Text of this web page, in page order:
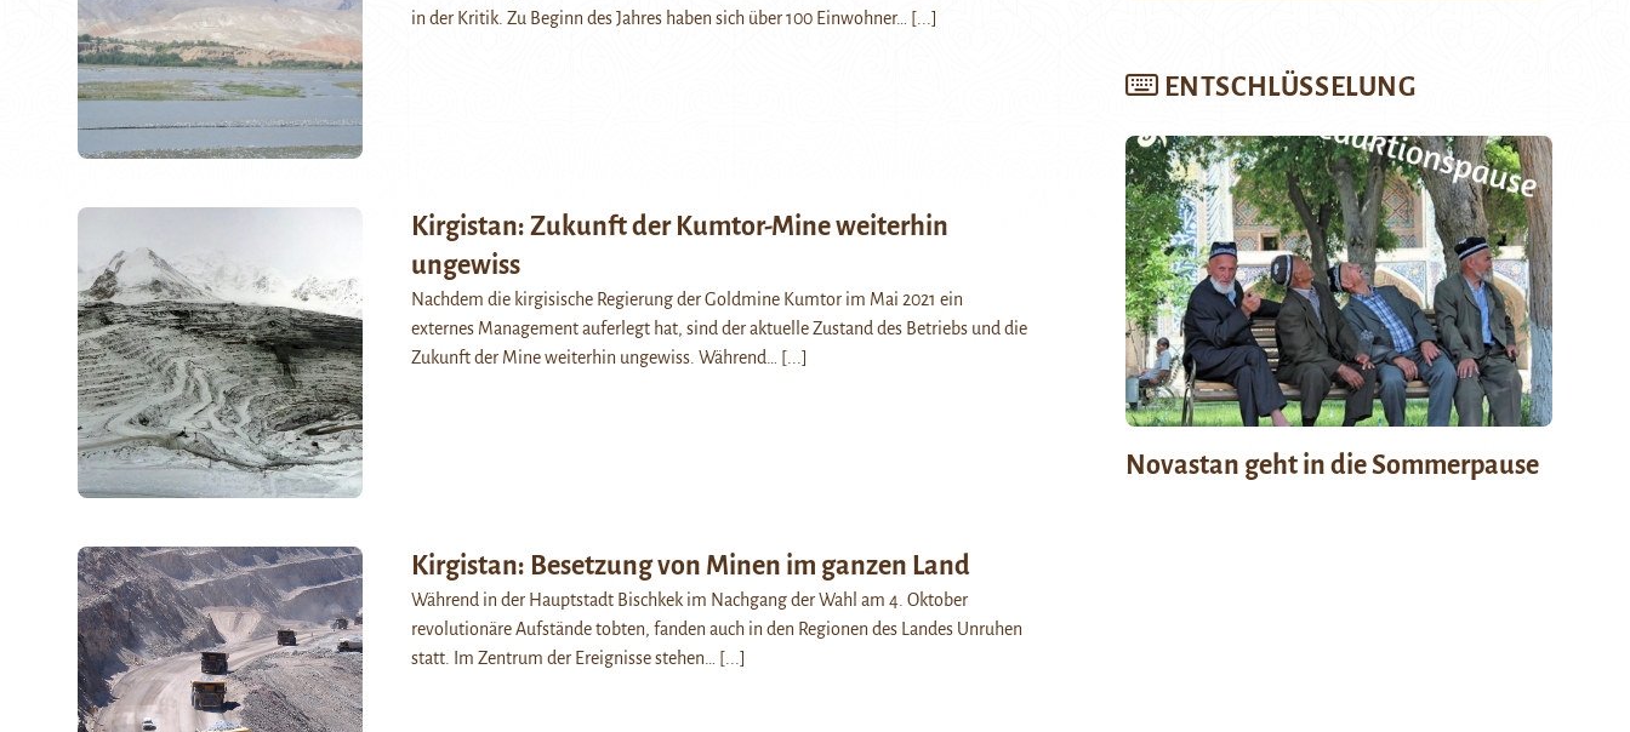
in der Kritik. Zu Beginn des Jahres haben sich über 100 Einwohner…
[...]
Kirgistan: Zukunft der Kumtor-Mine weiterhin
ungewiss
Nachdem die kirgisische Regierung der Goldmine Kumtor im Mai 2021 ein
externes Management auferlegt hat, sind der aktuelle Zustand des Betriebs und die
Zukunft der Mine weiterhin ungewiss. Während…
[...]
Kirgistan: Besetzung von Minen im ganzen Land
Während in der Hauptstadt Bischkek im Nachgang der Wahl am 4. Oktober
revolutionäre Aufstände tobten, fanden auch in den Regionen des Landes Unruhen
statt. Im Zentrum der Ereignisse stehen…
[...]
ENTSCHLÜSSELUNG
Novastan geht in die Sommerpause